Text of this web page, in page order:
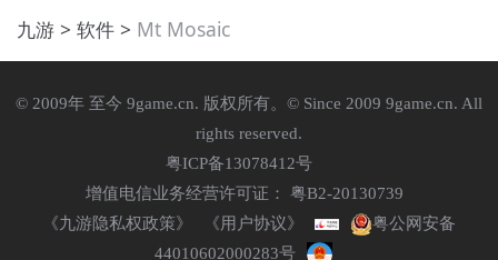
九游 软件 Mt Mosaic
© 2009年 至今 9game.cn. 版权所有。© Since 2009 9game.cn. All
rights reserved.
粤ICP备13078412号
增值电信业务经营许可证： 粤B2-20130739
《九游隐私权政策》
《用户协议》
粤公网安备
44010602000283号